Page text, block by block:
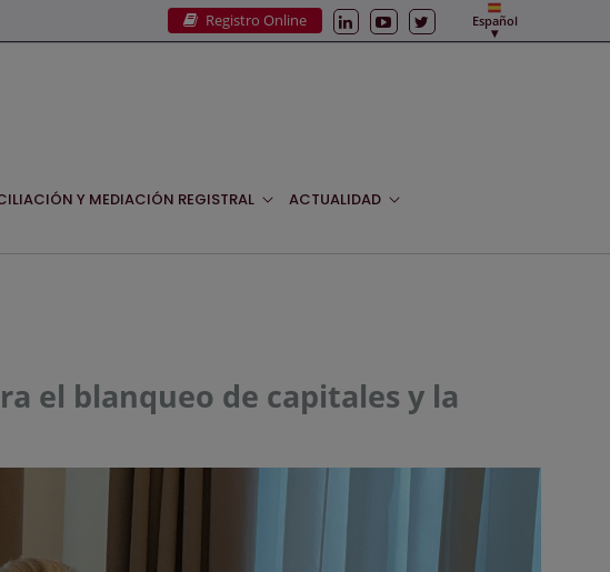
Registro Online Español
Y MEDIACIÓN REGISTRAL ACTUALIDAD
el blanqueo de capitales y la